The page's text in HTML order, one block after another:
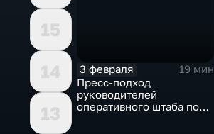
15
14
13
3 февраля
19 мин
Пресс-подход
руководителей
оперативного штаба по